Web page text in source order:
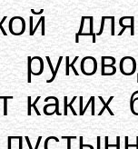
каких